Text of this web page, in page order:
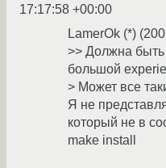
17:17:58 +00:00
LamerOk (*)
>> Должна быть
большой
> Может все
Я не
который не в
make install